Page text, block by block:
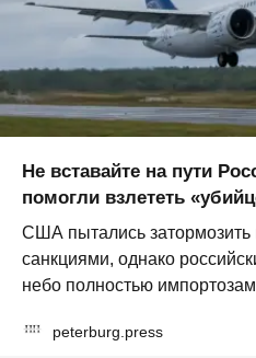
Не вставайте на пути
помогли взлететь
США пытались
санкциями, однако
небо полностью
peterburg.press